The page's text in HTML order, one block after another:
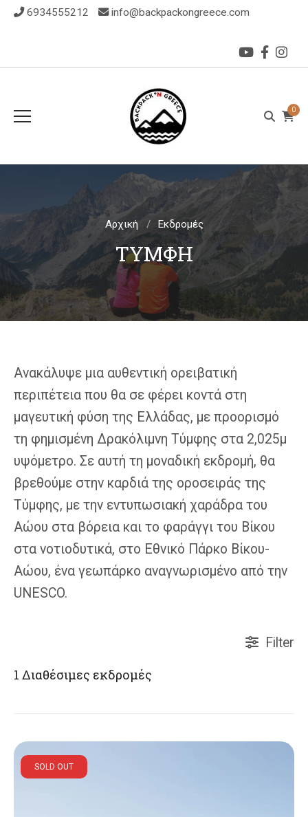
6934555212 info@backpackongreece.com
0
Αρχική Εκδρομές
ΤΎΜΦΗ
Ανακάλυψε μια αυθεντική ορειβατική
περιπέτεια που θα σε φέρει κοντά στη
μαγευτική φύση της Ελλάδας, με προορισμό
τη φημισμένη Δρακόλιμνη Τύμφης στα 2,025μ
υψόμετρο. Σε αυτή τη μοναδική εκδρομή, θα
βρεθούμε στην καρδιά της οροσειράς της
Τύμφης, με την εντυπωσιακή χαράδρα του
Αώου στα βόρεια και το φαράγγι του Βίκου
στα νοτιοδυτικά, στο Εθνικό Πάρκο Βίκου-
Αώου, ένα γεωπάρκο αναγνωρισμένο από την
UNESCO.
Filter
1 Διαθέσιμες εκδρομές
SOLD OUT